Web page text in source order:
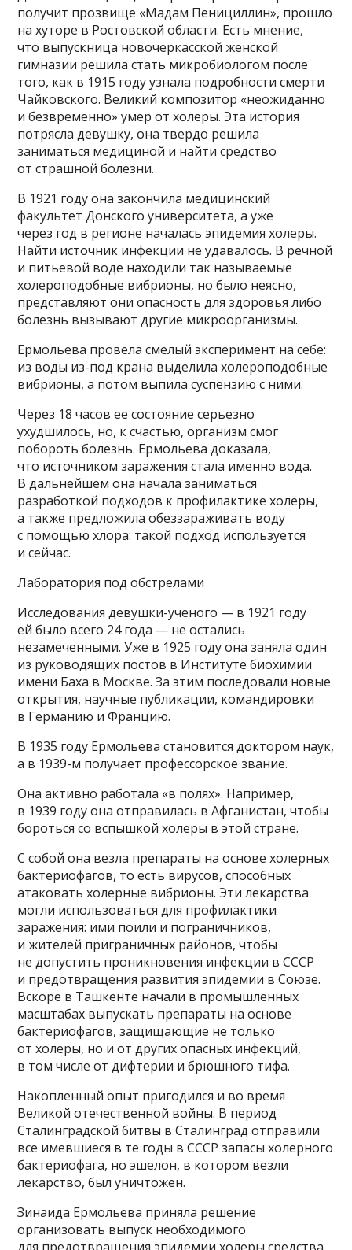
получит прозвище «Мадам Пенициллин», прошло
на хуторе в Ростовской области. Есть мнение,
что выпускница новочеркасской женской
гимназии решила стать микробиологом после
того, как в 1915 году узнала подробности смерти
Чайковского. Великий композитор «неожиданно
и безвременно» умер от холеры. Эта история
потрясла девушку, она твердо решила
заниматься медициной и найти средство
от страшной болезни.
В 1921 году она закончила медицинский
факультет Донского университета, а уже
через год в регионе началась эпидемия холеры.
Найти источник инфекции не удавалось. В речной
и питьевой воде находили так называемые
холероподобные вибрионы, но было неясно,
представляют они опасность для здоровья либо
болезнь вызывают другие микроорганизмы.
Ермольева провела смелый эксперимент на себе:
из воды из-под крана выделила холероподобные
вибрионы, а потом выпила суспензию с ними.
Через 18 часов ее состояние серьезно
ухудшилось, но, к счастью, организм смог
побороть болезнь. Ермольева доказала,
что источником заражения стала именно вода.
В дальнейшем она начала заниматься
разработкой подходов к профилактике холеры,
а также предложила обеззараживать воду
с помощью хлора: такой подход используется
и сейчас.
Лаборатория под обстрелами
Исследования девушки-ученого — в 1921 году
ей было всего 24 года — не остались
незамеченными. Уже в 1925 году она заняла один
из руководящих постов в Институте биохимии
имени Баха в Москве. За этим последовали новые
открытия, научные публикации, командировки
в Германию и Францию.
В 1935 году Ермольева становится доктором наук,
а в 1939-м получает профессорское звание.
Она активно работала «в полях». Например,
в 1939 году она отправилась в Афганистан, чтобы
бороться со вспышкой холеры в этой стране.
С собой она везла препараты на основе холерных
бактериофагов, то есть вирусов, способных
атаковать холерные вибрионы. Эти лекарства
могли использоваться для профилактики
заражения: ими поили и пограничников,
и жителей приграничных районов, чтобы
не допустить проникновения инфекции в СССР
и предотвращения развития эпидемии в Союзе.
Вскоре в Ташкенте начали в промышленных
масштабах выпускать препараты на основе
бактериофагов, защищающие не только
от холеры, но и от других опасных инфекций,
в том числе от дифтерии и брюшного тифа.
Накопленный опыт пригодился и во время
Великой отечественной войны. В период
Сталинградской битвы в Сталинград отправили
все имевшиеся в те годы в СССР запасы холерного
бактериофага, но эшелон, в котором везли
лекарство, был уничтожен.
Зинаида Ермольева приняла решение
организовать выпуск необходимого
для предотвращения эпидемии холеры средства